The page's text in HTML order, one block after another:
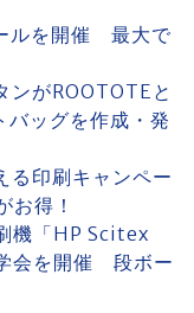
ルを開催 最大で
ンがROOTOTEと
ッグを作成・発
る印刷キャンペー
得！
機「HP Scitex
会を開催 段ボー